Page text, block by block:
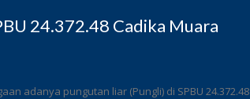
24.372.48 Cadika Muara
adanya pungutan liar (Pungli) di SPBU 24.372.48